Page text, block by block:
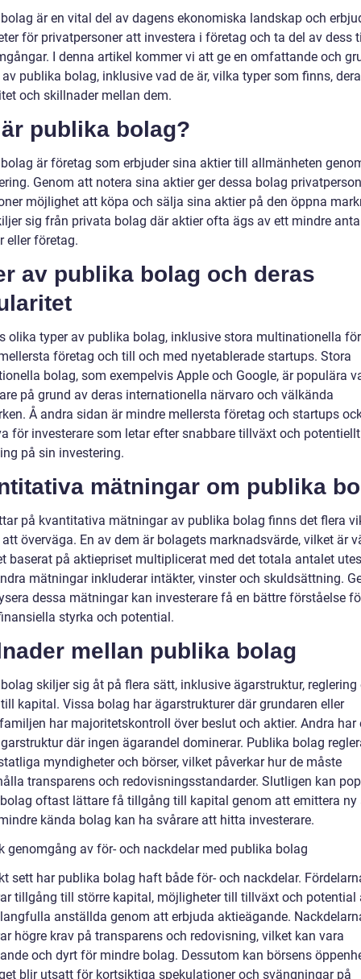
är en vital del av dagens ekonomiska landskap och
för privatpersoner att investera i företag och ta del av dess
I denna artikel kommer vi att ge en omfattande och
publika bolag, inklusive vad de är, vilka typer som finns,
och skillnader mellan dem.
publika bolag?
är företag som erbjuder sina aktier till allmänheten
Genom att notera sina aktier ger dessa bolag
möjlighet att köpa och sälja sina aktier på den öppna
sig från privata bolag där aktier ofta ägs av ett mindre
eller företag.
av publika bolag och deras
olika typer av publika bolag, inklusive stora multinationella
företag och till och med nyetablerade startups. Stora
bolag, som exempelvis Apple och Google, är populära
på grund av deras internationella närvaro och välkända
Å andra sidan är mindre mellersta företag och startups
för investerare som letar efter snabbare tillväxt och
på sin investering.
mätningar om publika
på kvantitativa mätningar av publika bolag finns det flera
överväga. En av dem är bolagets marknadsvärde, vilket är
baserat på aktiepriset multiplicerat med det totala antalet
mätningar inkluderar intäkter, vinster och skuldsättning.
dessa mätningar kan investerare få en bättre förståelse
styrka och potential.
mellan publika bolag
skiljer sig åt på flera sätt, inklusive ägarstruktur, reglering
kapital. Vissa bolag har ägarstrukturer där grundaren eller
har majoritetskontroll över beslut och aktier. Andra har
där ingen ägarandel dominerar. Publika bolag
myndigheter och börser, vilket påverkar hur de måste
transparens och redovisningsstandarder. Slutligen kan
oftast lättare få tillgång till kapital genom att emittera ny
kända bolag kan ha svårare att hitta investerare.
genomgång av för- och nackdelar med publika bolag
sett har publika bolag haft både för- och nackdelar.
tillgång till större kapital, möjligheter till tillväxt och potential
anställda genom att erbjuda aktieägande.
högre krav på transparens och redovisning, vilket kan vara
och dyrt för mindre bolag. Dessutom kan börsens
blir utsatt för kortsiktiga spekulationer och svängningar på